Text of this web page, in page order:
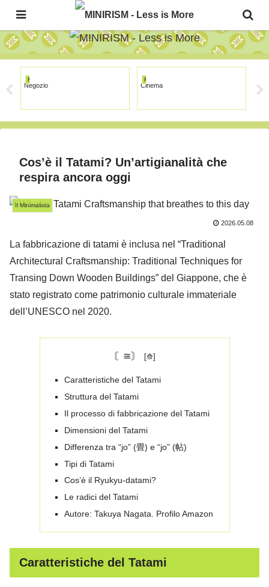
The Japanese Minimalism Art Movement!
MINIRISM
Negozio
MINIRISM
Cinema
Cos’è il Tatami? Un’artigianalità che
respira ancora oggi
Il Minimalista
2026.05.08
La fabbricazione di tatami è inclusa nel “Traditional
Architectural Craftsmanship: Traditional Techniques for
Transing Down Wooden Buildings” del Giappone, che è
stato registrato come patrimonio culturale immateriale
dell’UNESCO nel 2020.
〘≅〙
Caratteristiche del Tatami
Struttura del Tatami
Il processo di fabbricazione del Tatami
Dimensioni del Tatami
Differenza tra “jo” (畳) e “jo” (帖)
Tipi di Tatami
Cos’è il Ryukyu-datami?
Le radici del Tatami
Autore: Takuya Nagata. Profilo Amazon
Caratteristiche del Tatami